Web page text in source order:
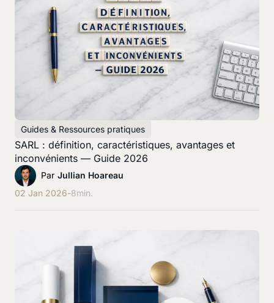
Guides & Ressources pratiques
SARL : définition, caractéristiques, avantages et
inconvénients — Guide 2026
Par Jullian Hoareau
02 Jan 2026-8min.